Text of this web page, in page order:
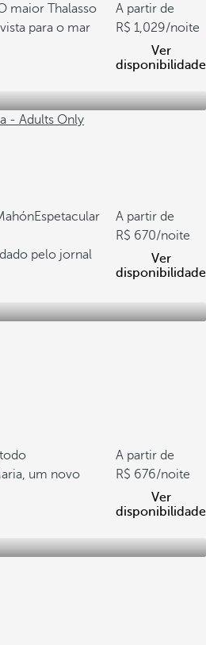
maior Thalasso
para o mar
A partir de
1,029/noite
Ver
disponibilidade
- Adults Only
Espetacular
pelo jornal
A partir de
670/noite
Ver
disponibilidade
um novo
A partir de
676/noite
Ver
disponibilidade